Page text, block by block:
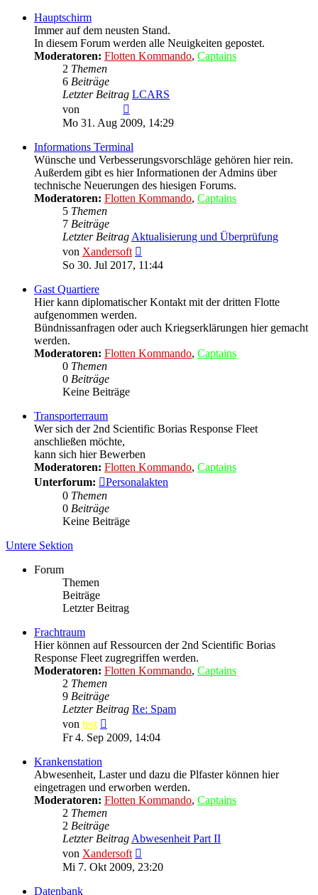
Hauptschirm
Immer auf dem neusten Stand.
In diesem Forum werden alle Neuigkeiten gepostet.
Moderatoren: Flotten Kommando, Captains
2 Themen
6 Beiträge
Letzter Beitrag LCARS
von
Beitrag
Mo 31. Aug 2009, 14:29
Informations Terminal
Wünsche und Verbesserungsvorschläge gehören hier rein.
Außerdem gibt es hier Informationen der Admins über
technische Neuerungen des hiesigen Forums.
Moderatoren: Flotten Kommando, Captains
5 Themen
7 Beiträge
Letzter Beitrag Aktualisierung und Überprüfung
von Xandersoft
Beitrag
So 30. Jul 2017, 11:44
Gast Quartiere
Hier kann diplomatischer Kontakt mit der dritten Flotte
aufgenommen werden.
Bündnissanfragen oder auch Kriegserklärungen hier gemacht
werden.
Moderatoren: Flotten Kommando, Captains
0 Themen
0 Beiträge
Keine Beiträge
Transporterraum
Wer sich der 2nd Scientific Borias Response Fleet
anschließen möchte,
kann sich hier Bewerben
Moderatoren: Flotten Kommando, Captains
Unterforum:
Personalakten
0 Themen
0 Beiträge
Keine Beiträge
Untere Sektion
Forum
Themen
Beiträge
Letzter Beitrag
Frachtraum
Hier können auf Ressourcen der 2nd Scientific Borias
Response Fleet zugregriffen werden.
Moderatoren: Flotten Kommando, Captains
2 Themen
9 Beiträge
Letzter Beitrag Re: Spam
von test
Beitrag
Fr 4. Sep 2009, 14:04
Krankenstation
Abwesenheit, Laster und dazu die Plfaster können hier
eingetragen und erworben werden.
Moderatoren: Flotten Kommando, Captains
2 Themen
2 Beiträge
Letzter Beitrag Abwesenheit Part II
von Xandersoft
Beitrag
Mi 7. Okt 2009, 23:20
Datenbank